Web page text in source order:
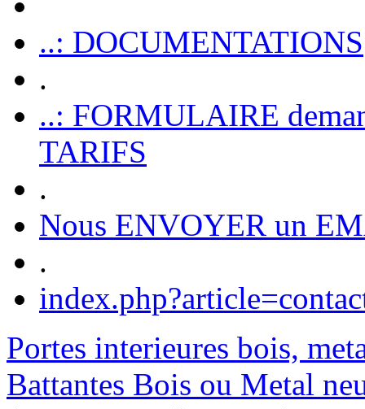
..: DOCUMENTATIONS
.
..: FORMULAIRE
TARIFS
.
Nous ENVOYER un
.
Portes interieures bois,
Battantes Bois ou Metal